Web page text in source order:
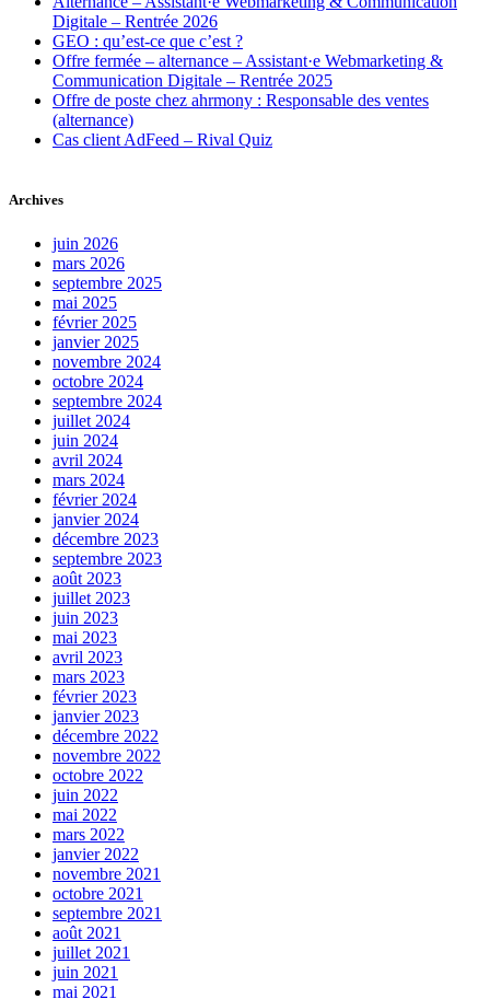
Digitale – Rentrée 2026
GEO : qu’est-ce que c’est ?
Offre fermée – alternance – Assistant·e Webmarketing &
Communication Digitale – Rentrée 2025
Offre de poste chez ahrmony : Responsable des ventes
(alternance)
Cas client AdFeed – Rival Quiz
Archives
juin 2026
mars 2026
septembre 2025
mai 2025
février 2025
janvier 2025
novembre 2024
octobre 2024
septembre 2024
juillet 2024
juin 2024
avril 2024
mars 2024
février 2024
janvier 2024
décembre 2023
septembre 2023
août 2023
juillet 2023
juin 2023
mai 2023
avril 2023
mars 2023
février 2023
janvier 2023
décembre 2022
novembre 2022
octobre 2022
juin 2022
mai 2022
mars 2022
janvier 2022
novembre 2021
octobre 2021
septembre 2021
août 2021
juillet 2021
juin 2021
mai 2021